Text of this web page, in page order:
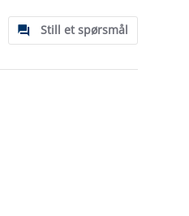
Still et spørsmål